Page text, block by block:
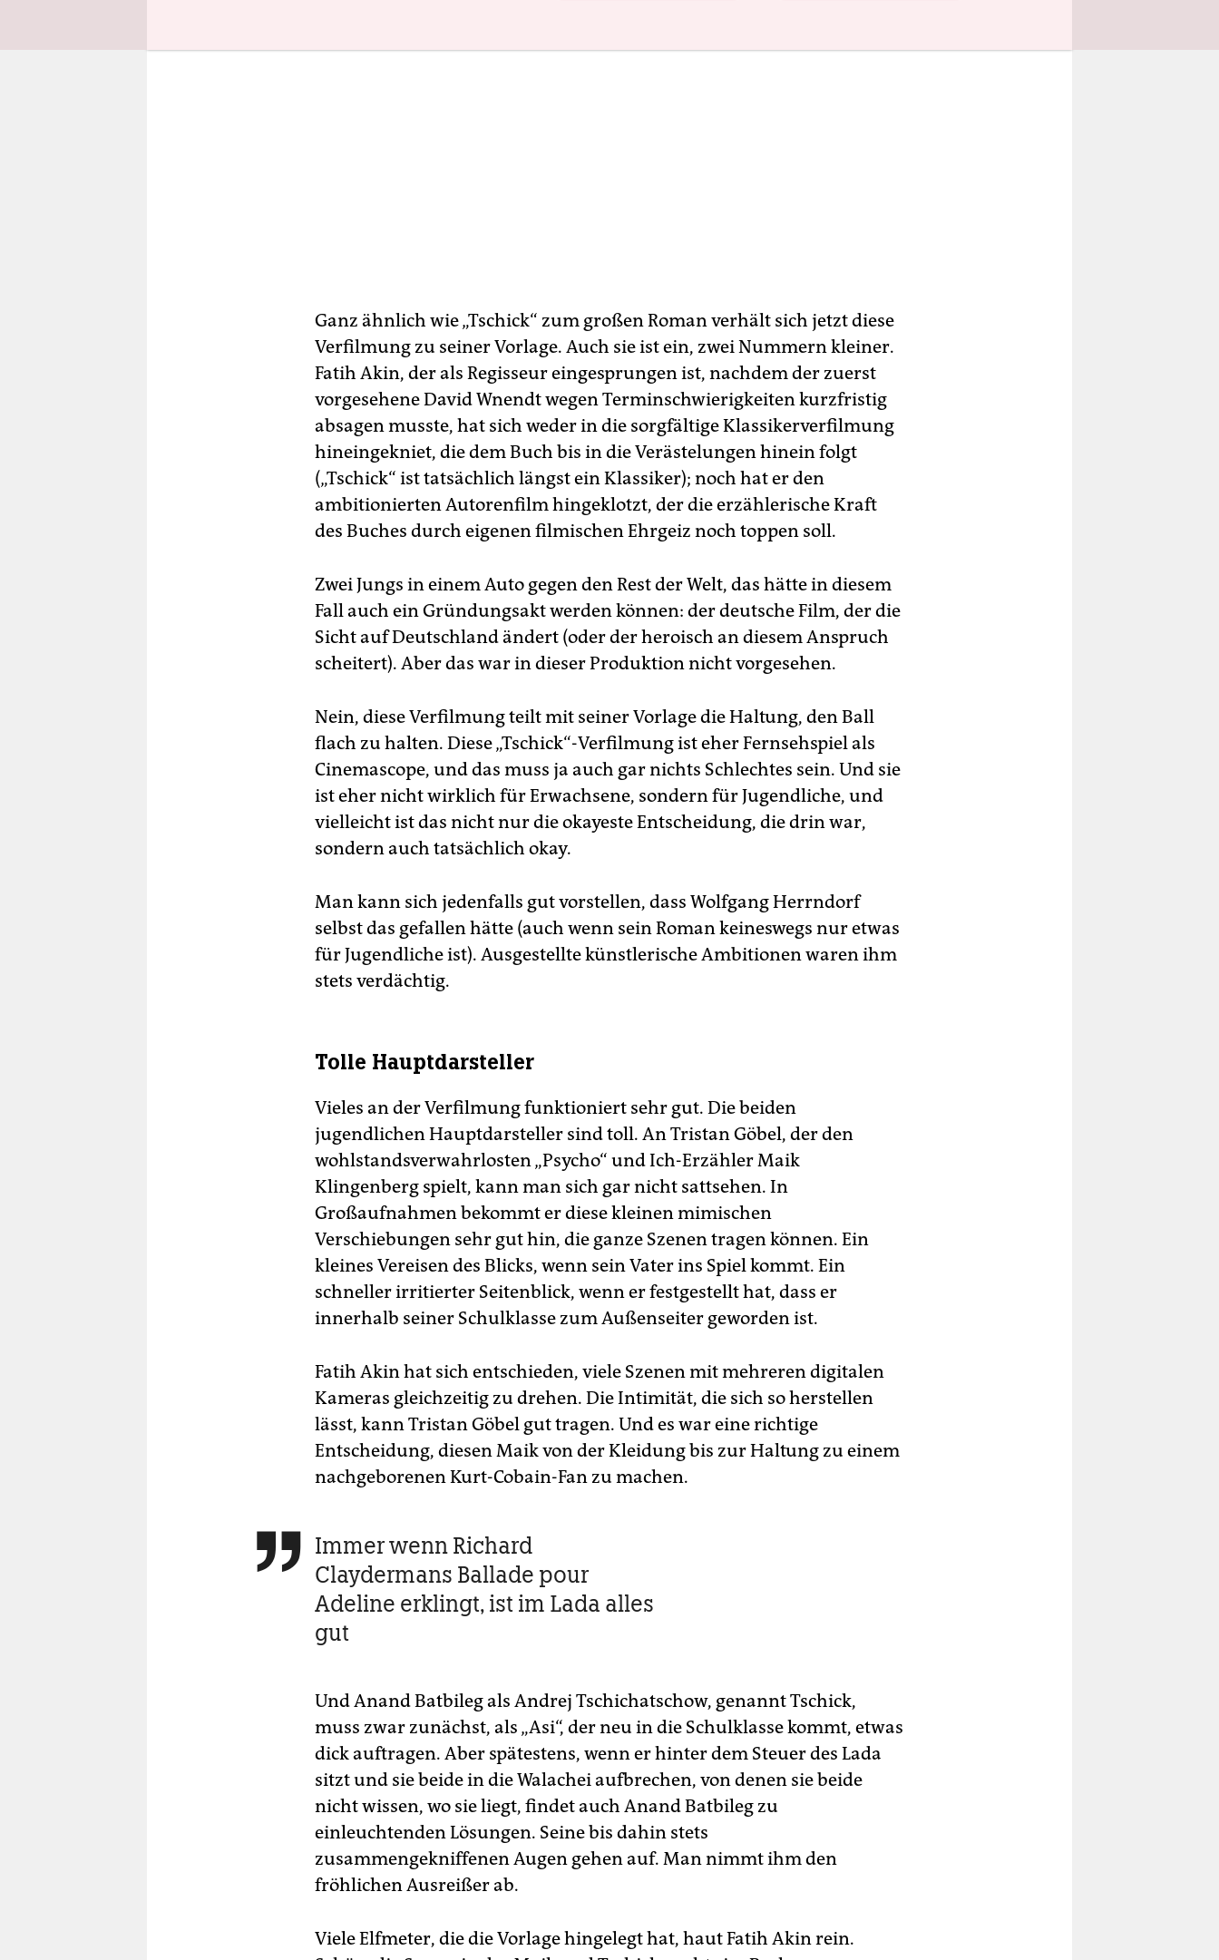
Ganz ähnlich wie „Tschick“ zum großen Roman verhält sich jetzt diese
Verfilmung zu seiner Vorlage. Auch sie ist ein, zwei Nummern kleiner.
Fatih Akin, der als Regisseur eingesprungen ist, nachdem der zuerst
vorgesehene David Wnendt wegen Terminschwierigkeiten kurzfristig
absagen musste, hat sich weder in die sorgfältige Klassikerverfilmung
hineingekniet, die dem Buch bis in die Verästelungen hinein folgt
(„Tschick“ ist tatsächlich längst ein Klassiker); noch hat er den
ambitionierten Autorenfilm hingeklotzt, der die erzählerische Kraft
des Buches durch eigenen filmischen Ehrgeiz noch toppen soll.
Zwei Jungs in einem Auto gegen den Rest der Welt, das hätte in diesem
Fall auch ein Gründungsakt werden können: der deutsche Film, der die
Sicht auf Deutschland ändert (oder der heroisch an diesem Anspruch
scheitert). Aber das war in dieser Produktion nicht vorgesehen.
Nein, diese Verfilmung teilt mit seiner Vorlage die Haltung, den Ball
flach zu halten. Diese „Tschick“-Verfilmung ist eher Fernsehspiel als
Cinemascope, und das muss ja auch gar nichts Schlechtes sein. Und sie
ist eher nicht wirklich für Erwachsene, sondern für Jugendliche, und
vielleicht ist das nicht nur die okayeste Entscheidung, die drin war,
sondern auch tatsächlich okay.
Man kann sich jedenfalls gut vorstellen, dass Wolfgang Herrndorf
selbst das gefallen hätte (auch wenn sein Roman keineswegs nur etwas
für Jugendliche ist). Ausgestellte künstlerische Ambitionen waren ihm
stets verdächtig.
Tolle Hauptdarsteller
Vieles an der Verfilmung funktioniert sehr gut. Die beiden
jugendlichen Hauptdarsteller sind toll. An Tristan Göbel, der den
wohlstandsverwahrlosten „Psycho“ und Ich-Erzähler Maik
Klingenberg spielt, kann man sich gar nicht sattsehen. In
Großaufnahmen bekommt er diese kleinen mimischen
Verschiebungen sehr gut hin, die ganze Szenen tragen können. Ein
kleines Vereisen des Blicks, wenn sein Vater ins Spiel kommt. Ein
schneller irritierter Seitenblick, wenn er festgestellt hat, dass er
innerhalb seiner Schulklasse zum Außenseiter geworden ist.
Fatih Akin hat sich entschieden, viele Szenen mit mehreren digitalen
Kameras gleichzeitig zu drehen. Die Intimität, die sich so herstellen
lässt, kann Tristan Göbel gut tragen. Und es war eine richtige
Entscheidung, diesen Maik von der Kleidung bis zur Haltung zu einem
nachgeborenen Kurt-Cobain-Fan zu machen.
 Immer wenn Richard
Claydermans Ballade pour
Adeline erklingt, ist im Lada alles
gut
Und Anand Batbileg als Andrej Tschichatschow, genannt Tschick,
muss zwar zunächst, als „Asi“, der neu in die Schulklasse kommt, etwas
dick auftragen. Aber spätestens, wenn er hinter dem Steuer des Lada
sitzt und sie beide in die Walachei aufbrechen, von denen sie beide
nicht wissen, wo sie liegt, findet auch Anand Batbileg zu
einleuchtenden Lösungen. Seine bis dahin stets
zusammengekniffenen Augen gehen auf. Man nimmt ihm den
fröhlichen Ausreißer ab.
Viele Elfmeter, die die Vorlage hingelegt hat, haut Fatih Akin rein.